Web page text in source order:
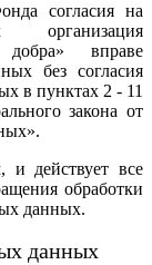
согласия на
организация
вправе
без согласия
в пунктах 2 - 11
закона от
и действует все
обработки
данных.
данных